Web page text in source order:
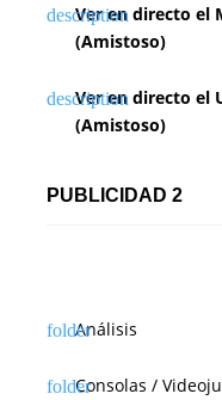
Ver en directo el
(Amistoso)
Ver en directo el
(Amistoso)
PUBLICIDAD 2
Análisis
Consolas /